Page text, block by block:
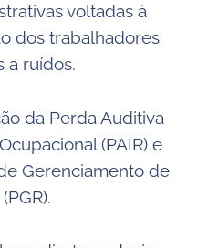
voltadas à
dos trabalhadores
a ruídos.
da Perda Auditiva
(PAIR) e
Gerenciamento de